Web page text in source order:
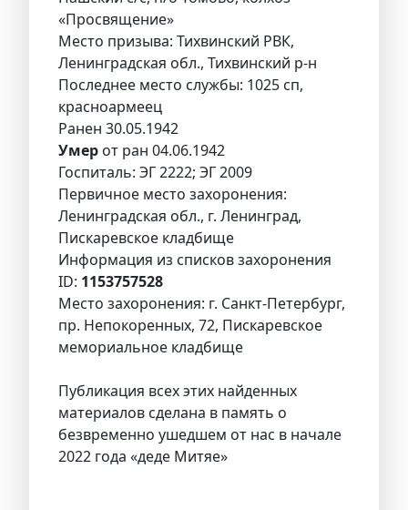
«Просвящение»
Место призыва: Тихвинский РВК,
Ленинградская обл., Тихвинский р-н
Последнее место службы: 1025 сп,
красноармеец
Ранен 30.05.1942
Умер от ран 04.06.1942
Госпиталь: ЭГ 2222; ЭГ 2009
Первичное место захоронения:
Ленинградская обл., г. Ленинград,
Пискаревское кладбище
Информация из списков захоронения
ID: 1153757528
Место захоронения: г. Санкт-Петербург,
пр. Непокоренных, 72, Пискаревское
мемориальное кладбище
Публикация всех этих найденных
материалов сделана в память о
безвременно ушедшем от нас в начале
2022 года «деде Митяе»